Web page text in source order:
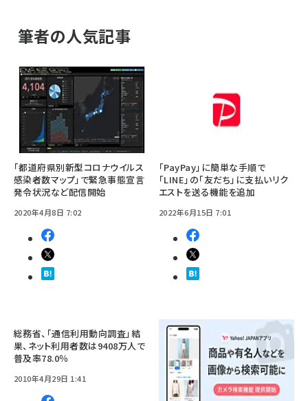
筆者の人気記事
「都道府県別新型コロナウイルス
感染者数マップ」で緊急事態宣言
発令状況など配信開始
2020年4月8日 7:02
「PayPay」に簡単な手順で
「LINE」の「友だち」に支払いリク
エストを送る機能を追加
2022年6月15日 7:01
総務省、「通信利用動向調査」結
果、ネット利用者数は9408万人で
普及率78.0％
2010年4月29日 1:41